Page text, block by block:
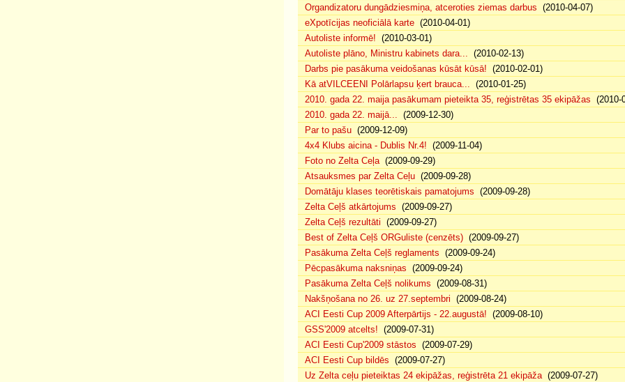
Organdizatoru dungādziesmiņa, atceroties ziemas darbus (2010-04-07)
eXpotīcijas neoficiālā karte (2010-04-01)
Autoliste informē! (2010-03-01)
Autoliste plāno, Ministru kabinets dara... (2010-02-13)
Darbs pie pasākuma veidošanas kūsāt kūsā! (2010-02-01)
Kā atVILCEENI Polārlapsu ķert brauca... (2010-01-25)
2010. gada 22. maija pasākumam pieteikta 35, reģistrētas 35 ekipāžas (2010-
2010. gada 22. maijā... (2009-12-30)
Par to pašu (2009-12-09)
4x4 Klubs aicina - Dublis Nr.4! (2009-11-04)
Foto no Zelta Ceļa(2009-09-29)
Atsauksmes par Zelta Ceļu (2009-09-28)
Domātāju klases teorētiskais pamatojums (2009-09-28)
Zelta Ceļš atkārtojums (2009-09-27)
Zelta Ceļš rezultāti (2009-09-27)
Best of Zelta Ceļš ORGuliste (cenzēts) (2009-09-27)
Pasākuma Zelta Ceļš reglaments (2009-09-24)
Pēcpasākuma naksniņas (2009-09-24)
Pasākuma Zelta Ceļš nolikums (2009-08-31)
Nakšņošana no 26. uz 27.septembri (2009-08-24)
ACI Eesti Cup 2009 Afterpārtijs - 22.augustā! (2009-08-10)
GSS'2009 atcelts! (2009-07-31)
ACI Eesti Cup'2009 stāstos (2009-07-29)
ACI Eesti Cup bildēs (2009-07-27)
Uz Zelta ceļu pieteiktas 24 ekipāžas, reģistrēta 21 ekipāža(2009-07-27)